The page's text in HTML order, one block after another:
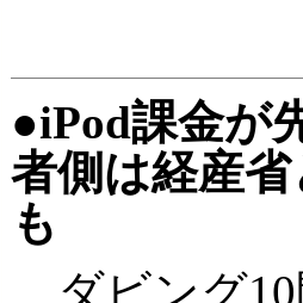
●iPod課金が
者側は経産
も
ダビング10